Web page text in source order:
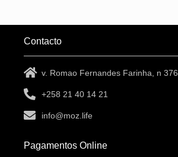
Contacto
v. Romao Fernandes Farinha, n 376
+258 21 40 14 21
info@moz.life
Pagamentos Online